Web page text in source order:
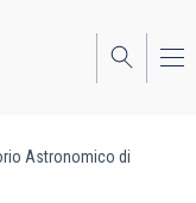
Astronomico di